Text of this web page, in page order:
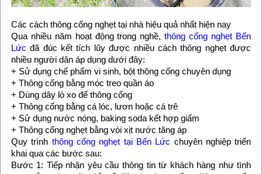
Các cách thông cống nghẹt tại nhà hiệu quả nhất hiện nay
Qua nhiều năm hoạt động trong nghề,thông cống nghẹt Bến
Lức đã đúc kết tích lũy được nhiều cách thông nghẹt được
nhiều người dân áp dụng dưới đây:
+ Sử dụng chế phẩm vi sinh, bột thông cống chuyên dụng
+ Thông cống bằng móc treo quần áo
+ Dùng dây lò xo để thông cống
+ Thông cống bằng cá lóc, lươn hoặc cá trê
+ Sử dụng nước nóng, baking soda kết hợp giấm
+ Thông cống nghẹt bằng vòi xịt nước tăng áp
Quy trình thông cống nghẹt tại Bến Lức chuyên nghiệp triển
khai qua các bước sau:
Bước 1: Tiếp nhận yêu cầu thông tin từ khách hàng như tình